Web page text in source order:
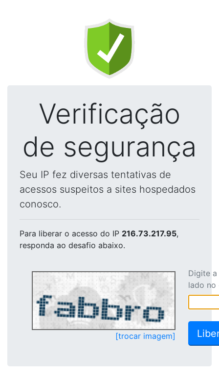
Verificação
de segurança
Seu IP fez diversas tentativas de
acessos suspeitos a sites hospedados
conosco.
Para liberar o acesso do IP 216.73.217.95,
responda ao desafio abaixo.
[trocar imagem]
Digite
lado no